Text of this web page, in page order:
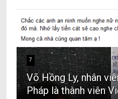
7
Võ Hồng Ly, nhân
Pháp là thành viên